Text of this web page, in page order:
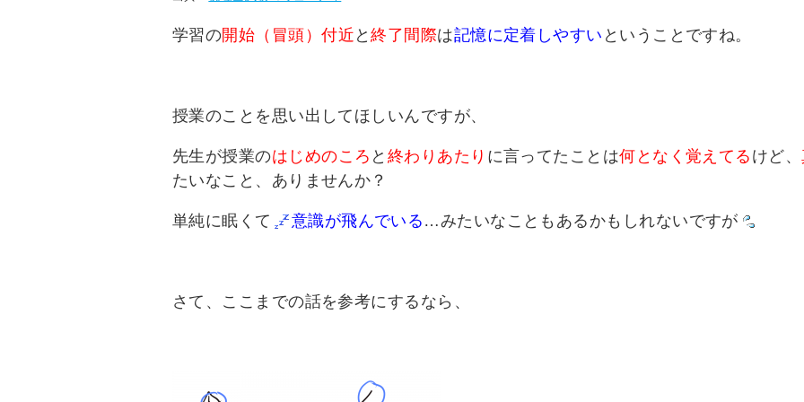
学習の開始（冒頭）付近 と終了間際は記憶に定着しやすい ということですね。
授業のことを思い出してほしいんですが、
先生が授業のはじめのころ と 終わりあたり に言ってたことは何となく覚えてる けど、
たいなこと、ありませんか？
単純に眠くて 意識が飛んでいる …みたいなこともあるかもしれないですが
さて、ここまでの話を参考にするなら、